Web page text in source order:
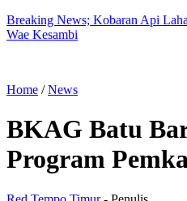
Breaking News; Kobaran Api
Wae Kesambi
Home /News
BKAG Batu
Program